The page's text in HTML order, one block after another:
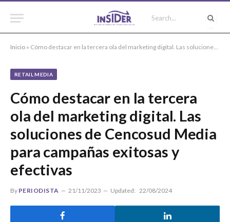
Inicio » Cómo destacar en la tercera ola del marketing digital. Las soluciones de Cencosud Media para campañas exitosas y efectivas
RETAIL MEDIA
Cómo destacar en la tercera
ola del marketing digital. Las
soluciones de Cencosud Media
para campañas exitosas y
efectivas
By PERIODISTA 21/11/2023 Updated: 22/08/2024